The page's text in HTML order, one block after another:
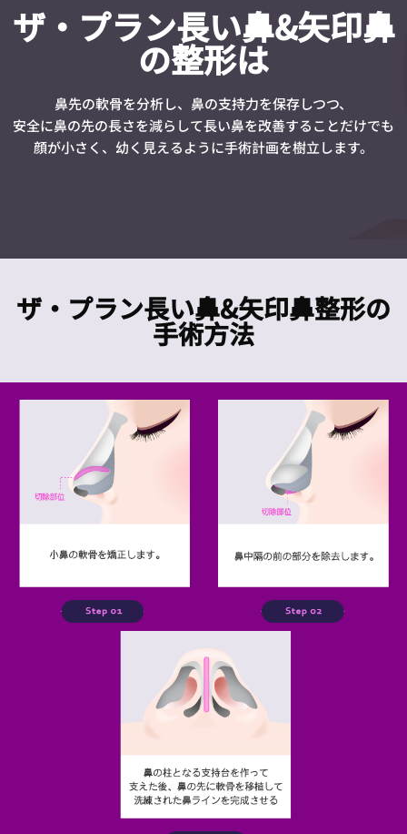
ザ・プラン長い鼻&矢印鼻
の整形は
鼻先の軟骨を分析し、鼻の支持力を保存しつつ、
安全に鼻の先の長さを減らして長い鼻を改善することだけでも
顔が小さく、幼く見えるように手術計画を樹立します。
ザ・プラン長い鼻&矢印鼻整形の
手術方法